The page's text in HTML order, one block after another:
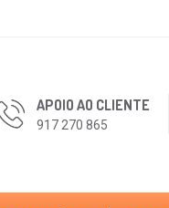
APOIO AO CLIENTE
917 270 865